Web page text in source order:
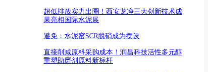
超低排放实力出圈！西安龙净三大创新技术成
果亮相国际水泥展
避免：水泥窑SCR脱硝成为摆设
直接削减原料采购成本！润昌科技活性多元醇
重塑助磨剂原料新标杆